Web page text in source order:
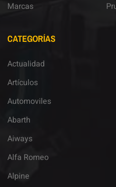
Marcas
CATEGORÍAS
Actualidad
Artículos
Automoviles
Abarth
Aiways
Alfa Romeo
Alpine